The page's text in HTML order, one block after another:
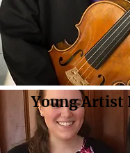
Young Artist